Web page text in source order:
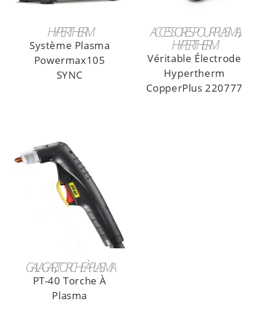
HYPERTHERM
Système Plasma
Powermax105
SYNC
ACCESSOIRES POUR PLASMA
HYPERTHERM
Véritable Électrode
Hypertherm
CopperPlus 220777
LIRE LA SUITE
GALAGAR,TORCHE À PLASMA
PT-40 Torche À
Plasma